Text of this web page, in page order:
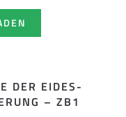
DER EIDES­
– ZB1